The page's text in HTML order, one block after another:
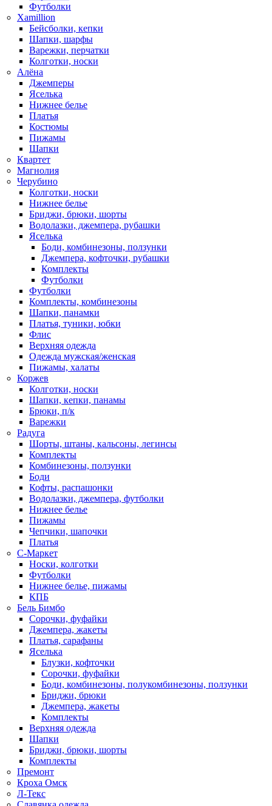
Футболки
Xamillion
Бейсболки, кепки
Шапки, шарфы
Варежки, перчатки
Колготки, носки
Алёна
Джемперы
Яселька
Нижнее белье
Платья
Костюмы
Пижамы
Шапки
Квартет
Магнолия
Черубино
Колготки, носки
Нижнее белье
Бриджи, брюки, шорты
Водолазки, джемпера, рубашки
Яселька
Боди, комбинезоны, ползунки
Джемпера, кофточки, рубашки
Комплекты
Футболки
Футболки
Комплекты, комбинезоны
Шапки, панамки
Платья, туники, юбки
Флис
Верхняя одежда
Одежда мужская/женская
Пижамы, халаты
Коржев
Колготки, носки
Шапки, кепки, панамы
Брюки, п/к
Варежки
Радуга
Шорты, штаны, кальсоны, легинсы
Комплекты
Комбинезоны, ползунки
Боди
Кофты, распашонки
Водолазки, джемпера, футболки
Нижнее белье
Пижамы
Чепчики, шапочки
Платья
С-Маркет
Носки, колготки
Футболки
Нижнее белье, пижамы
КПБ
Бель Бимбо
Сорочки, фуфайки
Джемпера, жакеты
Платья, сарафаны
Яселька
Блузки, кофточки
Сорочки, фуфайки
Боди, комбинезоны, полукомбинезоны, ползунки
Бриджи, брюки
Джемпера, жакеты
Комплекты
Верхняя одежда
Шапки
Бриджи, брюки, шорты
Комплекты
Премонт
Кроха Омск
Л-Текс